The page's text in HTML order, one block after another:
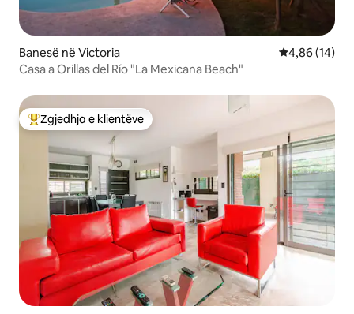
Banesë në Victoria Vlerësimi
4,86 (14)
Casa a Orillas del Río "La Mexicana Beach"
Më të mirat e zgjedhjeve të klientëve
Zgjedhja e klientëve